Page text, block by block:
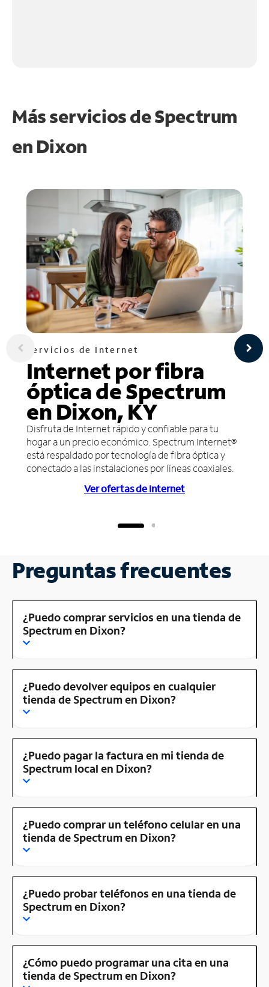
Más servicios de Spectrum
en Dixon
Servicios de Internet
Internet por fibra
óptica de Spectrum
en Dixon, KY
Disfruta de Internet rápido y confiable para tu
hogar a un precio económico. Spectrum Internet®
está respaldado por tecnología de fibra óptica y
conectado a las instalaciones por líneas coaxiales.
Ver ofertas de Internet
Preguntas frecuentes
¿Puedo comprar servicios en una tienda de
Spectrum en Dixon?
¿Puedo devolver equipos en cualquier
tienda de Spectrum en Dixon?
¿Puedo pagar la factura en mi tienda de
Spectrum local en Dixon?
¿Puedo comprar un teléfono celular en una
tienda de Spectrum en Dixon?
¿Puedo probar teléfonos en una tienda de
Spectrum en Dixon?
¿Cómo puedo programar una cita en una
tienda de Spectrum en Dixon?